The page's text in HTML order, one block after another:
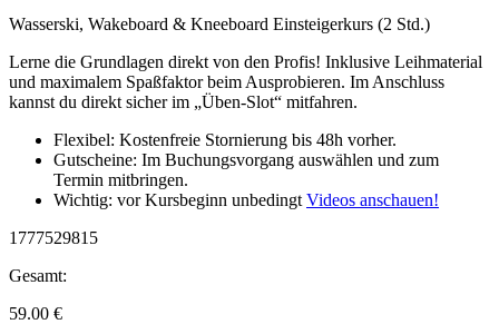
Wasserski, Wakeboard & Kneeboard Einsteigerkurs (2 Std.)
Lerne die Grundlagen direkt von den Profis! Inklusive Leihmaterial
und maximalem Spaßfaktor beim Ausprobieren. Im Anschluss
kannst du direkt sicher im „Üben-Slot“ mitfahren.
Flexibel: Kostenfreie Stornierung bis 48h vorher.
Gutscheine: Im Buchungsvorgang auswählen und zum
Termin mitbringen.
Wichtig: vor Kursbeginn unbedingt Videos anschauen!
1777529815
Gesamt:
59.00 €